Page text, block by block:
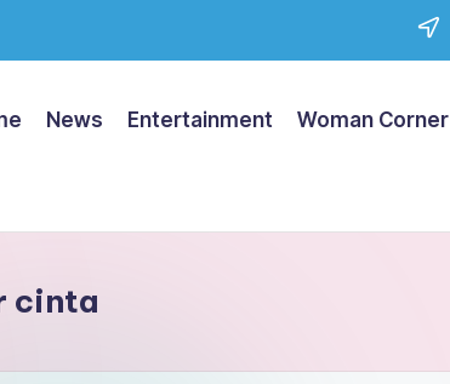
News Entertainment Woman Corner
cinta